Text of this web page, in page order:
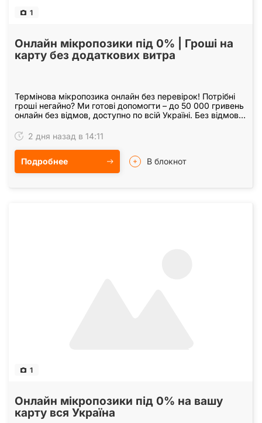
1
Онлайн мікропозики під 0% | Гроші на
карту без додаткових витра
Термінова мікропозика онлайн без перевірок! Потрібні
гроші негайно? Ми готові допомогти – до 50 000 гривень
онлайн без відмов, доступно по всій Україні. Без відмов:
2 дня назад в 14:11
Подробнее В блокнот
1
Онлайн мікропозики під 0% на вашу
карту вся Україна